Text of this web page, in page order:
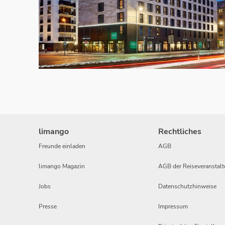
limango
Freunde einladen
limango Magazin
Jobs
Presse
Rechtliches
AGB
AGB der
Datenschutzhinweise
Impressum